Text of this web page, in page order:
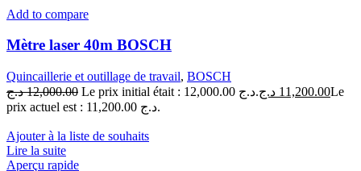
Add to compare
Mètre laser 40m BOSCH
Quincaillerie et outillage de travail, BOSCH
12,000.00 د.ج Le prix initial était : 12,000.00 د.ج. 11,200.00 د.ج
Le
prix actuel est : 11,200.00 د.ج.
Ajouter à la liste de souhaits
Lire la suite
Aperçu rapide